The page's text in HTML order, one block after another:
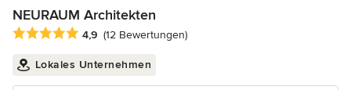
NEURAUM Architekten
Durchschnittliche Bewertung: 4.9 von 5 Sternen
4,9 (12 Bewertungen)
Lokales Unternehmen